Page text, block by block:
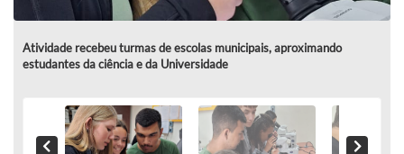
Atividade recebeu turmas de escolas municipais, aproximando
estudantes da ciência e da Universidade